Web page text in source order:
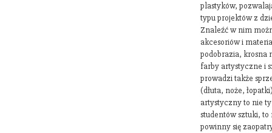
plastyków,
typu projektów z
Znaleźć w nim
akcesoriów i
podobrazia, krosna
farby artystyczne i
prowadzi także
(dłuta, noże,
artystyczny to nie
studentów sztuki,
powinny się